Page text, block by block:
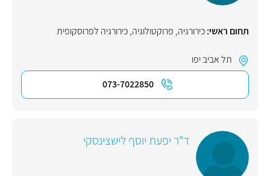
תחום ראשי:כירורגיה, פרוקטולוגיה,כירורגיה לפרוסקופית
תל אביב יפו
073-7022850
ד"ר יפעת יוסף לישצינסקי